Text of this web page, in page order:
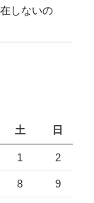
しないの
土 日
1 2
8 9